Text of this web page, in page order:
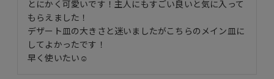
とにかく可愛いです！主人にもすごい良いと気に入って
もらえました！
デザート皿の大きさと迷いましたがこちらのメイン皿に
してよかったです！
早く使いたい☺︎